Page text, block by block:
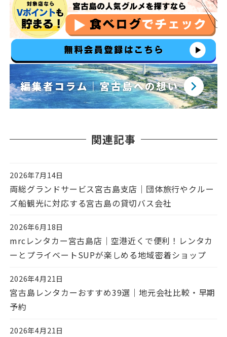
関連記事
投稿日
2026年7月14日
両総グランドサービス宮古島支店｜団体旅行やクルー
ズ船観光に対応する宮古島の貸切バス会社
投稿日
2026年6月18日
mrcレンタカー宮古島店｜空港近くで便利！レンタカ
ーとプライベートSUPが楽しめる地域密着ショップ
投稿日
2026年4月21日
宮古島レンタカーおすすめ39選｜地元会社比較・早期
予約
2026年4月21日